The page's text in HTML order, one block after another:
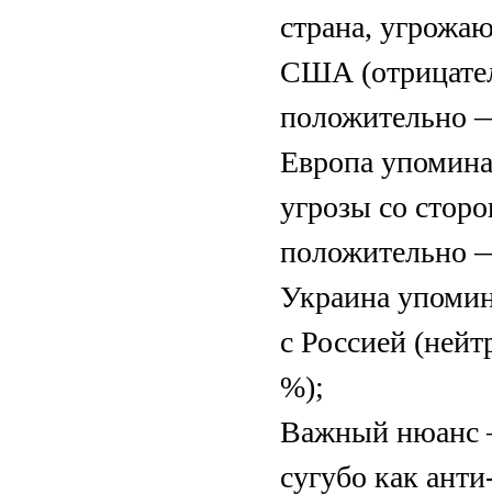
страна,
США
положительно
Европа
угрозы со
положительно
Украина
с Россией
%);
Важный нюанс
сугубо как